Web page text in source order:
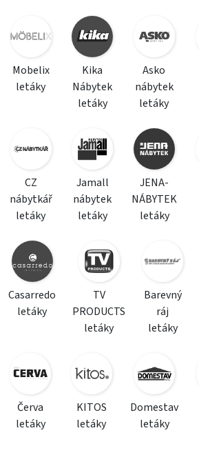
Mobelix
letáky
Kika
Nábytek
letáky
Asko
nábytek
letáky
CZ
nábytkář
letáky
Jamall
nábytek
letáky
JENA-
NÁBYTEK
letáky
Casarredo
letáky
TV
PRODUCTS
letáky
Barevný
ráj
letáky
Červa
letáky
KITOS
letáky
Domestav
letáky